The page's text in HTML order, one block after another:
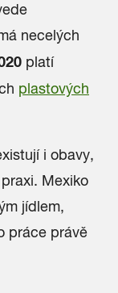
necelých
platí
plastových
i obavy,
Mexiko
jídlem,
práce právě